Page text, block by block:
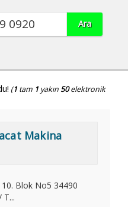
(1 tam 1 yakın 50elektronik
Makina
Blok No5 34490
T...